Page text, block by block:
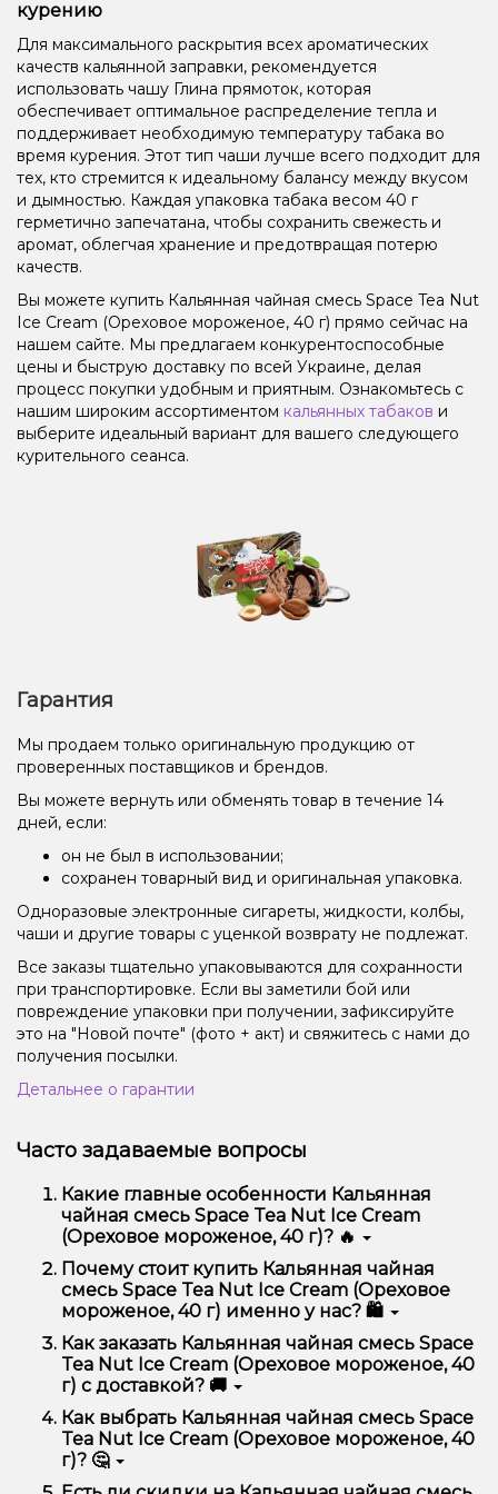
курению
Для максимального раскрытия всех ароматических
качеств кальянной заправки, рекомендуется
использовать чашу Глина прямоток, которая
обеспечивает оптимальное распределение тепла и
поддерживает необходимую температуру табака во
время курения. Этот тип чаши лучше всего подходит для
тех, кто стремится к идеальному балансу между вкусом
и дымностью. Каждая упаковка табака весом 40 г
герметично запечатана, чтобы сохранить свежесть и
аромат, облегчая хранение и предотвращая потерю
качеств.
Вы можете купить Кальянная чайная смесь Space Tea Nut
Ice Cream (Ореховое мороженое, 40 г) прямо сейчас на
нашем сайте. Мы предлагаем конкурентоспособные
цены и быструю доставку по всей Украине, делая
процесс покупки удобным и приятным. Ознакомьтесь с
нашим широким ассортиментом кальянных табаков и
выберите идеальный вариант для вашего следующего
курительного сеанса.
Гарантия
Мы продаем только оригинальную продукцию от
проверенных поставщиков и брендов.
Вы можете вернуть или обменять товар в течение 14
дней, если:
он не был в использовании;
сохранен товарный вид и оригинальная упаковка.
Одноразовые электронные сигареты, жидкости, колбы,
чаши и другие товары с уценкой возврату не подлежат.
Все заказы тщательно упаковываются для сохранности
при транспортировке. Если вы заметили бой или
повреждение упаковки при получении, зафиксируйте
это на "Новой почте" (фото + акт) и свяжитесь с нами до
получения посылки.
Детальнее о гарантии
Часто задаваемые вопросы
Какие главные особенности Кальянная
чайная смесь Space Tea Nut Ice Cream
(Ореховое мороженое, 40 г)? 🔥
Кальянная чайная смесь Space Tea Nut Ice Cream
(Ореховое мороженое, 40 г) отличается высоким
качеством, удобством использования и
надежностью.
Почему стоит купить Кальянная чайная
смесь Space Tea Nut Ice Cream (Ореховое
мороженое, 40 г) именно у нас? 🛍️
Мы предлагаем только оригинальную продукцию,
широкий ассортимент, выгодные цены и быструю
доставку. Кроме того, у нас регулярные акции и
скидки для клиентов!
Как заказать Кальянная чайная смесь Space
Tea Nut Ice Cream (Ореховое мороженое, 40
г) с доставкой? 🚚
Оформить заказ можно в несколько кликов:
Добавьте Кальянная чайная смесь Space Tea
Nut Ice Cream (Ореховое мороженое, 40 г) в
Как выбрать Кальянная чайная смесь Space
Tea Nut Ice Cream (Ореховое мороженое, 40
г)? 🤔